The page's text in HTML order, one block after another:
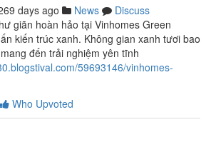
days ago News
Discuss
giãn hoàn hảo tại Vinhomes Green
kiến trúc xanh. Không gian xanh tươi bao
đến trải nghiệm yên tĩnh
59693146/vinhomes-
Who Upvoted